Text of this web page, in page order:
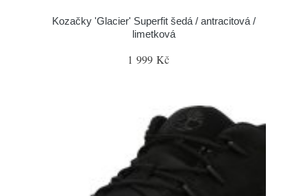
Kozačky 'Glacier' Superfit šedá / antracitová /
limetková
1 999 Kč